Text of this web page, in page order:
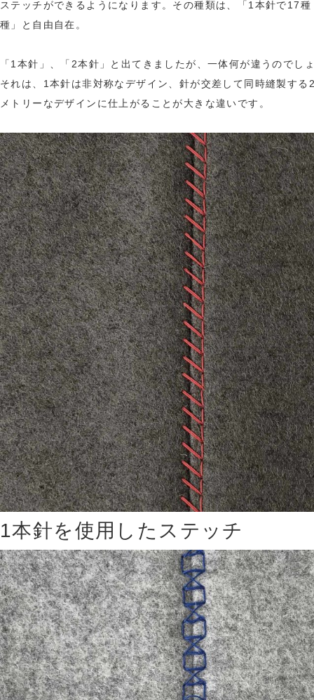
ステッチができるようになります。その種類は、「1本針で17
種」と自由自在。
「1本針」、「2本針」と出てきましたが、一体何が違うのでし
それは、1本針は非対称なデザイン、針が交差して同時縫製する
メトリーなデザインに仕上がることが大きな違いです。
1本針を使用したステッチ